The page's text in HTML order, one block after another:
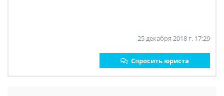
25 декабря 2018 г. 17:29
Спросить юриста